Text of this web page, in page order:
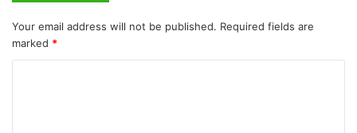
Your email address will not be published. Required fields are
marked *